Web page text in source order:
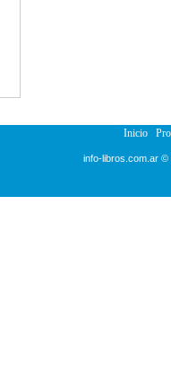
Inicio
info-libros.com.ar